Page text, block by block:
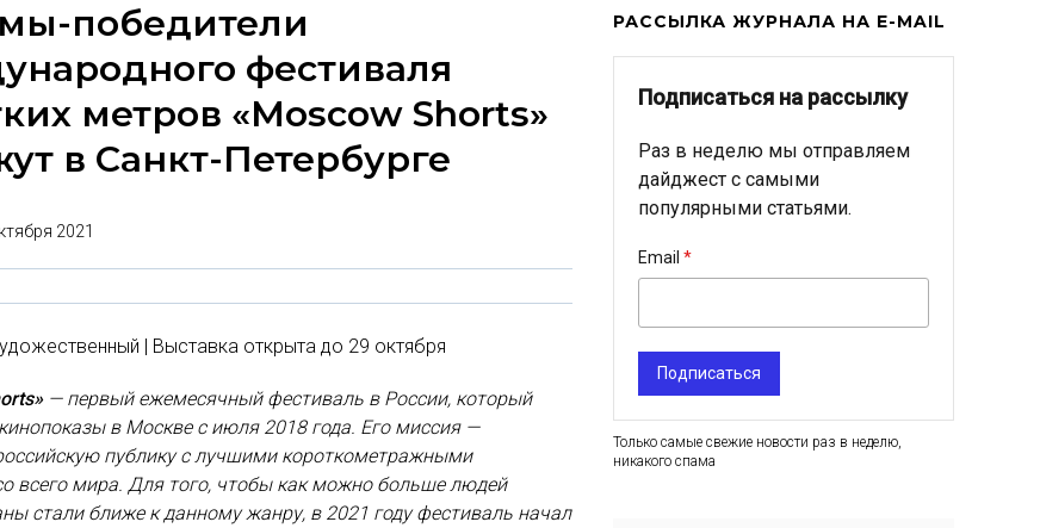
победители
фестиваля
метров «Moscow Shorts»
в Санкт-Петербурге
2021
| Выставка открыта до 29 октября
— первый ежемесячный фестиваль в России, который
в Москве с июля 2018 года. Его миссия —
публику с лучшими короткометражными
всего мира. Для того, чтобы как можно больше людей
стали ближе к данному жанру, в 2021 году фестиваль начал
РАССЫЛКА ЖУРНАЛА НА E-MAIL
Подписаться на рассылку
Раз в неделю мы отправляем
дайджест с самыми
популярными статьями.
Email
Подписаться
Только самые свежие новости раз в неделю,
никакого спама